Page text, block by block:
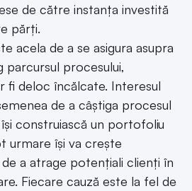
de către instanța investită
părți.
acela de a se asigura asupra
procesului,
fi deloc încălcate. Interesul
de a câștiga procesul
construiască un portofoliu
urmare își va crește
a atrage potențiali clienți în
Fiecare cauză este la fel de